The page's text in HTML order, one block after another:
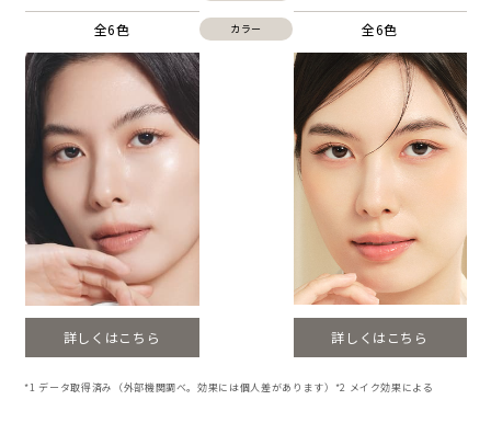
全6色 カラー 全6色
詳しくはこちら 詳しくはこちら
*1 データ取得済み（外部機関調べ。効果には個人差があります）*2 メイク効果による